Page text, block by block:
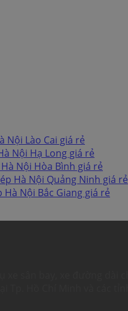
Nội Lào Cai giá rẻ
Nội Hạ Long giá rẻ
Nội Hòa Bình giá rẻ
Hà Nội Quảng Ninh giá rẻ
Nội Bắc Giang giá rẻ